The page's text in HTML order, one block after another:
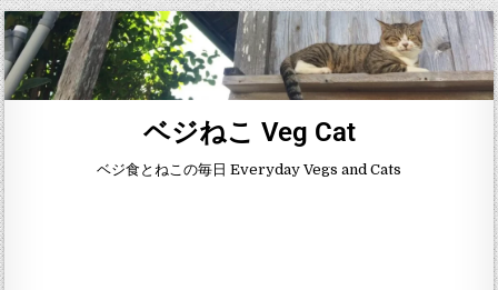
ベジねこ Veg Cat
ベジ食とねこの毎日 Everyday Vegs and Cats